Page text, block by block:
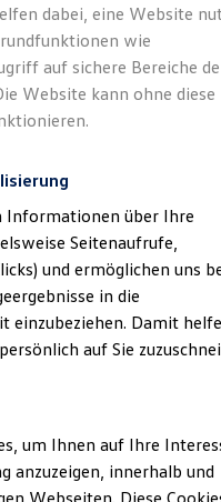
Leasing
Volkswagen
Der ID.7.
dabei, eine Website
wie
auf sichere Bereiche
Website kann ohne diese
Informationen über Ihre
Seitenaufrufe,
und ermöglichen uns
in die
einzubeziehen. Damit
auf Sie
um Ihnen auf Ihre
anzuzeigen, innerhalb und
Webseiten. Diese